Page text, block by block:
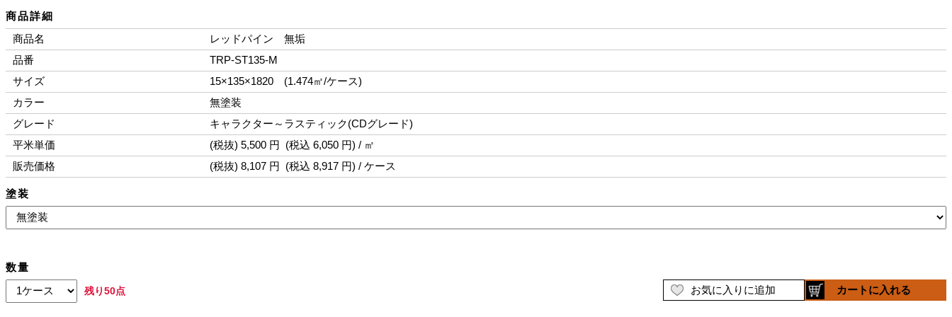
商品詳細
商品名
レッドパイン 無垢
品番
TRP-ST135-M
サイズ
15×135×1820 (1.474㎡/ケース)
カラー
無塗装
グレード
キャラクター～ラスティック(CDグレード)
平米単価
(税抜) 5,500 円 (税込 6,050 円) / ㎡
販売価格
(税抜) 8,107 円 (税込 8,917 円) / ケース
塗装
数量
残り50点 カートに入れる
お気に入りに追加